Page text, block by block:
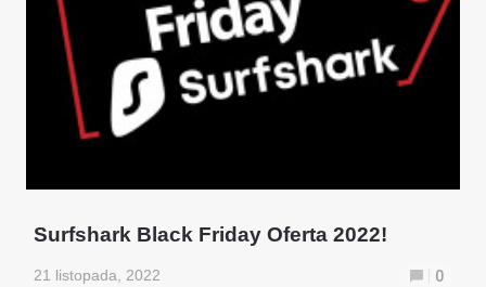
Surfshark Black Friday Oferta 2022!
21 listopada, 2022 0